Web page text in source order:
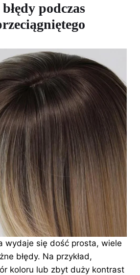
podczas
wydaje się dość prosta, wiele
błędy. Na przykład,
koloru lub zbyt duży kontrast